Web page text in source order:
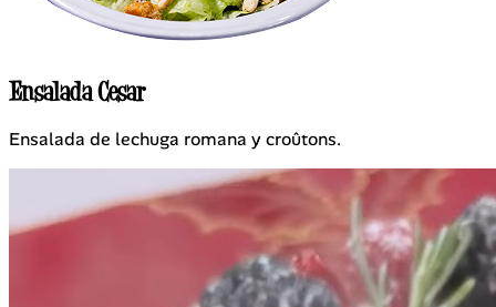
Ensalada Cesar
Ensalada de lechuga romana y croûtons.